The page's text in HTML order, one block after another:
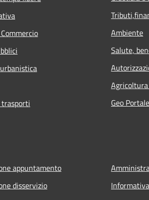
Ambiente
Salute,
Agricoltura
Geo Portale
appuntamento
disservizio